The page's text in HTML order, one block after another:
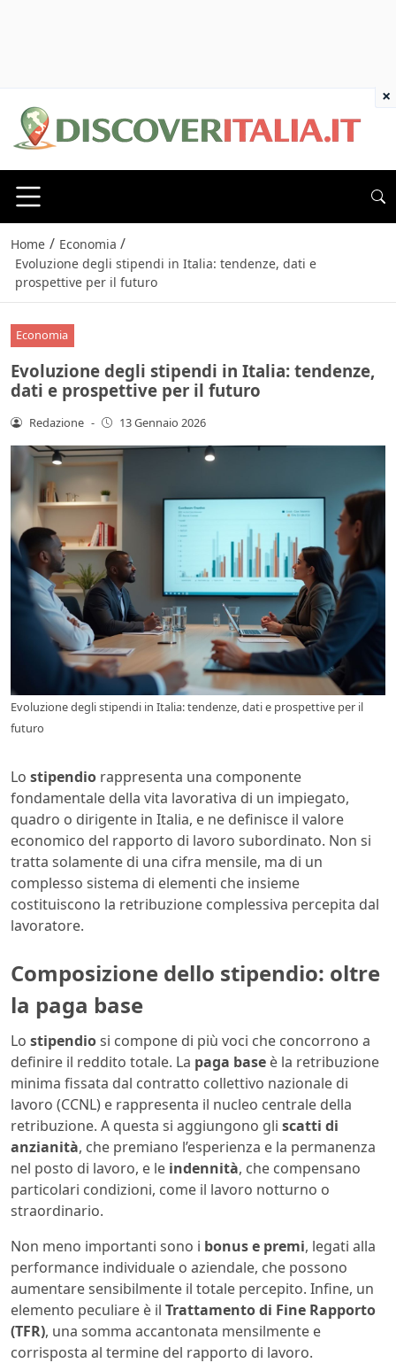
Home / Economia /
Evoluzione degli stipendi in Italia: tendenze, dati e
prospettive per il futuro
Economia
Evoluzione degli stipendi in Italia: tendenze,
dati e prospettive per il futuro
Redazione - 13 Gennaio 2026
Evoluzione degli stipendi in Italia: tendenze, dati e prospettive per il
futuro
Lo stipendio rappresenta una componente
fondamentale della vita lavorativa di un impiegato,
quadro o dirigente in Italia, e ne definisce il valore
economico del rapporto di lavoro subordinato. Non si
tratta solamente di una cifra mensile, ma di un
complesso sistema di elementi che insieme
costituiscono la retribuzione complessiva percepita dal
lavoratore.
Composizione dello stipendio: oltre
la paga base
Lo stipendiosi compone di più voci che concorrono a
definire il reddito totale. La paga base è la retribuzione
minima fissata dal contratto collettivo nazionale di
lavoro (CCNL) e rappresenta il nucleo centrale della
retribuzione. A questa si aggiungono gli scatti di
anzianità, che premiano l’esperienza e la permanenza
nel posto di lavoro, e le indennità, che compensano
particolari condizioni, come il lavoro notturno o
straordinario.
Non meno importanti sono i bonus e premi, legati alla
performance individuale o aziendale, che possono
aumentare sensibilmente il totale percepito. Infine, un
elemento peculiare è il Trattamento di Fine Rapporto
(TFR), una somma accantonata mensilmente e
corrisposta al termine del rapporto di lavoro.
×